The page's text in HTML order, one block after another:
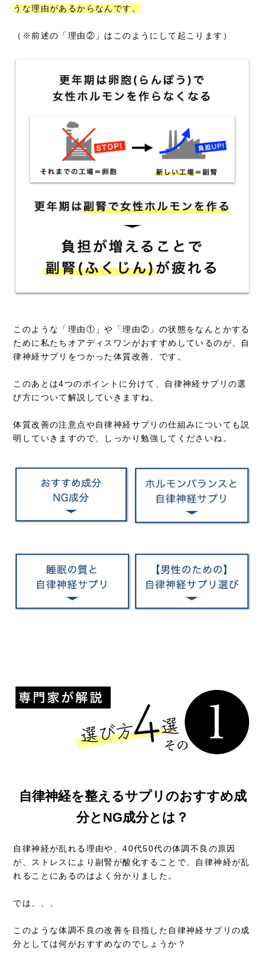
うな理由があるからなんです。
（※前述の「理由②」はこのようにして起こります）
このような「理由①」や「理由②」の状態をなんとかする
ために私たちオアディスワンがおすすめしているのが、自
律神経サプリをつかった体質改善、です。
このあとは4つのポイントに分けて、自律神経サプリの選
び方について解説していきますね。
体質改善の注意点や自律神経サプリの仕組みについても説
明していきますので、しっかり勉強してくださいね。
自律神経を整えるサプリのおすすめ成
分とNG成分とは？
自律神経が乱れる理由や、40代50代の体調不良の原因
が、ストレスにより副腎が酸化することで、自律神経が乱
れることにあるのはよく分かりました。
では、、、
このような体調不良の改善を目指した自律神経サプリの成
分としては何がおすすめなのでしょうか？